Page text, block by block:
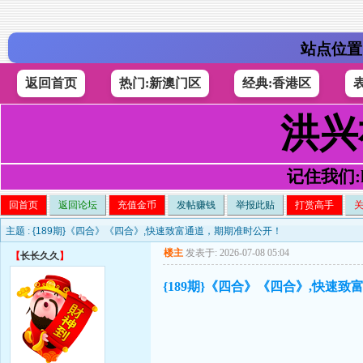
站点位
返回首页 热门:新澳门区 经典:香港区
洪
记住我们
回首页 返回论坛 充值金币 发帖赚钱 举报此贴 打赏高手
主题 : {189期}《四合》《四合》,快速致富通道，期期准时公开！
【长长久久】 楼主 发表于: 2026-07-08 05:04
{189期}《四合》《四合》,快速致